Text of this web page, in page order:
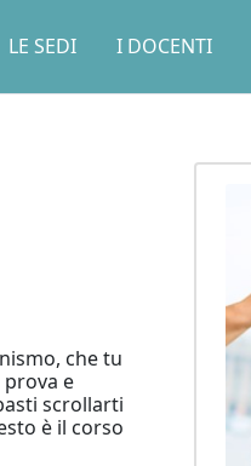
LE SEDI I DOCENTI
che tu
e
scrollarti
è il corso